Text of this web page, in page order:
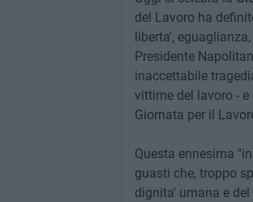
del Lavoro ha
liberta',
Presidente
inaccettabile
vittime del lavoro -
Giornata per il
Questa ennesima
guasti che, troppo
dignita' umana e